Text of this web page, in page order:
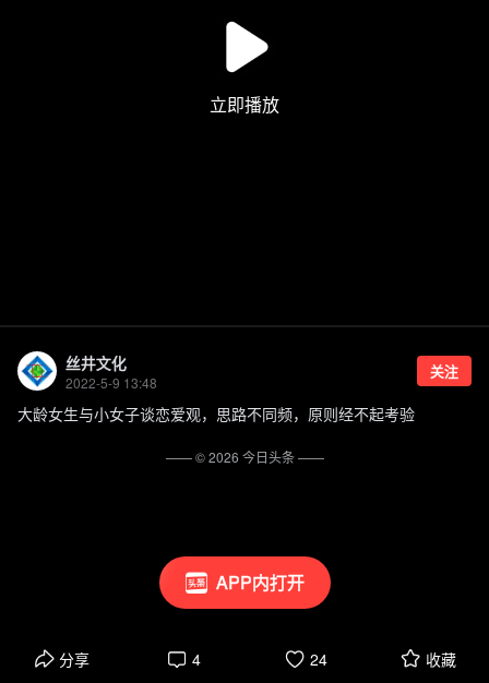
APP内打开
丝井文化
2022-5-9 13:48
关注
大龄女生与小女子谈恋爱观，思路不同频，原则经不起考验
分享 4 24 收藏
—— ©2026 今日头条——